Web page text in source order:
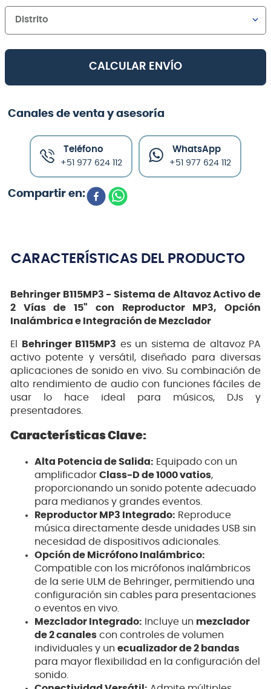
Distrito
CALCULAR ENVÍO
Canales de venta y asesoría
Teléfono
+51 977 624 112
WhatsApp
+51 977 624 112
CARACTERÍSTICAS DEL PRODUCTO
Behringer B115MP3 - Sistema de Altavoz Activo de
2 Vías de 15" con Reproductor MP3, Opción
Inalámbrica e Integración de Mezclador
El Behringer B115MP3 es un sistema de altavoz PA
activo potente y versátil, diseñado para diversas
aplicaciones de sonido en vivo. Su combinación de
alto rendimiento de audio con funciones fáciles de
usar lo hace ideal para músicos, DJs y
presentadores.
Características Clave:
Alta Potencia de Salida: Equipado con un
amplificador Class-D de 1000 vatios,
proporcionando un sonido potente adecuado
para medianos y grandes eventos.
Reproductor MP3 Integrado: Reproduce
música directamente desde unidades USB sin
necesidad de dispositivos adicionales.
Opción de Micrófono Inalámbrico:
Compatible con los micrófonos inalámbricos
de la serie ULM de Behringer, permitiendo una
configuración sin cables para presentaciones
o eventos en vivo.
Mezclador Integrado: Incluye un mezclador
de 2 canales con controles de volumen
individuales y un ecualizador de 2 bandas
para mayor flexibilidad en la configuración del
sonido.